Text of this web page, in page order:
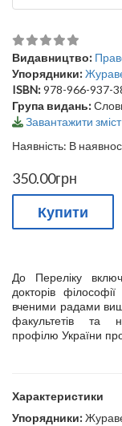
Видавництво:
Упорядники:
ISBN:978-966-937-
Група видань:
Завантажити зміст
Наявність: В
350.00грн
Купити
До Переліку
докторів
вченими радами
факультетів та
профілю України
Характеристики
Упорядники: